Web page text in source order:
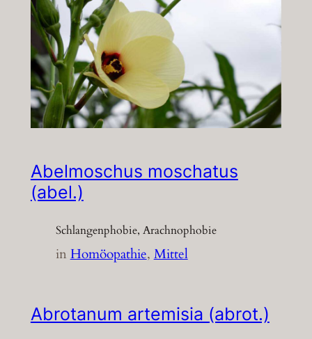
Abelmoschus moschatus
(abel.)
Schlangenphobie, Arachnophobie
inHomöopathie, Mittel
Abrotanum artemisia (abrot.)